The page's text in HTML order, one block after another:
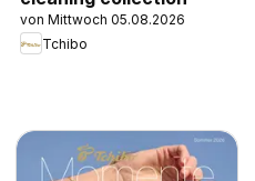
von Mittwoch 05.08.2026
Tchibo